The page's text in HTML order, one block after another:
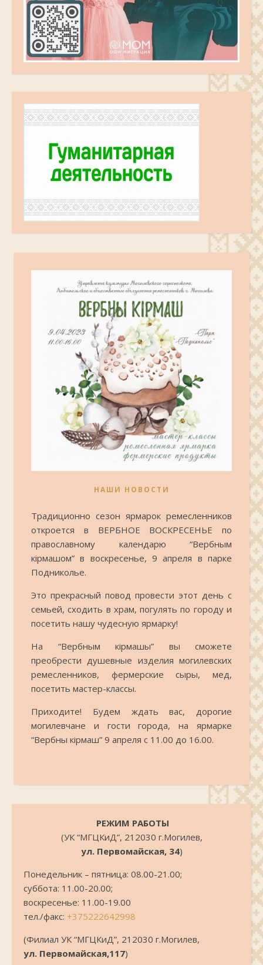
НАШИ НОВОСТИ
Традиционно сезон ярмарок ремесленников
откроется в ВЕРБНОЕ ВОСКРЕСЕНЬЕ по
православному календарю “Вербным
кiрмашом” в воскресенье, 9 апреля в парке
Подниколье.
Это прекрасный повод провести этот день с
семьей, сходить в храм, погулять по городу и
посетить нашу чудесную ярмарку!
На “Вербным кiрмашы” вы сможете
преобрести душевные изделия могилевских
ремесленников, фермерские сыры, мед,
посетить мастер-классы.
Приходите! Будем ждать вас, дорогие
могилевчане и гости города, на ярмарке
“Вербны кірмаш” 9 апреля с 11.00 до 16.00.
.РЕЖИМ РАБОТЫ
(УК “МГЦКиД”, 212030 г.Могилев,
ул. Первомайская, 34)
Понедельник – пятница: 08.00-21.00;
суббота: 11.00-20.00;
воскресенье: 11.00-19.00
тел./факс: +375222642998
(Филиал УК “МГЦКиД”, 212030 г.Могилев,
ул. Первомайская,117)